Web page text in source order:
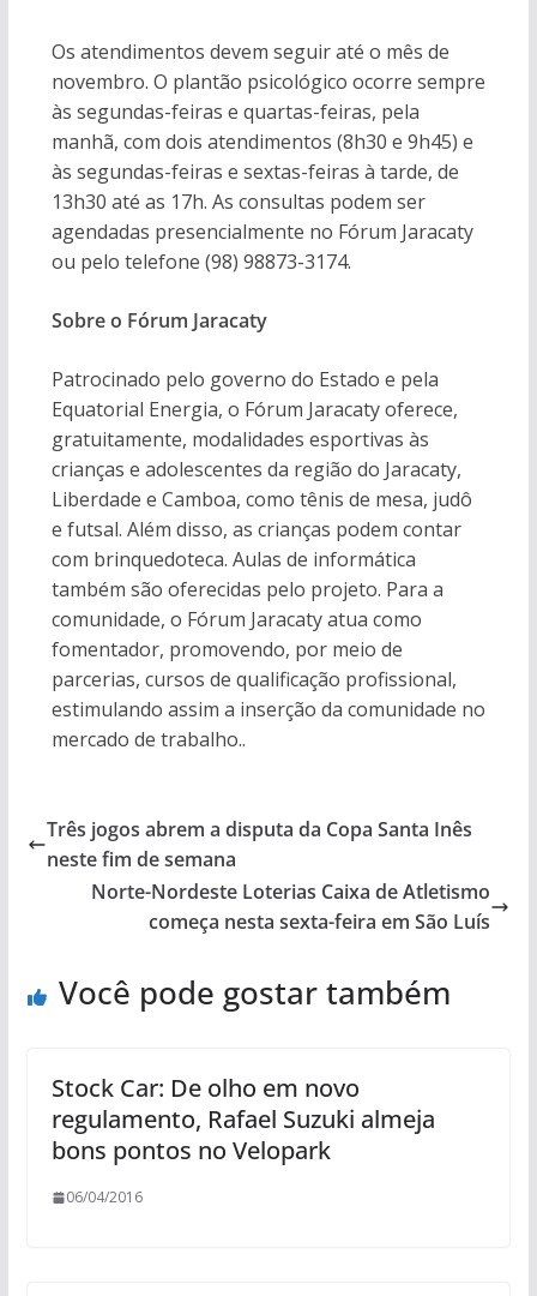
Os atendimentos devem seguir até o mês de
novembro. O plantão psicológico ocorre sempre
às segundas-feiras e quartas-feiras, pela
manhã, com dois atendimentos (8h30 e 9h45) e
às segundas-feiras e sextas-feiras à tarde, de
13h30 até as 17h. As consultas podem ser
agendadas presencialmente no Fórum Jaracaty
ou pelo telefone (98) 98873-3174.
Sobre o Fórum Jaracaty
Patrocinado pelo governo do Estado e pela
Equatorial Energia, o Fórum Jaracaty oferece,
gratuitamente, modalidades esportivas às
crianças e adolescentes da região do Jaracaty,
Liberdade e Camboa, como tênis de mesa, judô
e futsal. Além disso, as crianças podem contar
com brinquedoteca. Aulas de informática
também são oferecidas pelo projeto. Para a
comunidade, o Fórum Jaracaty atua como
fomentador, promovendo, por meio de
parcerias, cursos de qualificação profissional,
estimulando assim a inserção da comunidade no
mercado de trabalho..
Três jogos abrem a disputa da Copa Santa Inês
neste fim de semana
Norte-Nordeste Loterias Caixa de Atletismo
começa nesta sexta-feira em São Luís
Você pode gostar também
Stock Car: De olho em novo
regulamento, Rafael Suzuki almeja
bons pontos no Velopark
06/04/2016